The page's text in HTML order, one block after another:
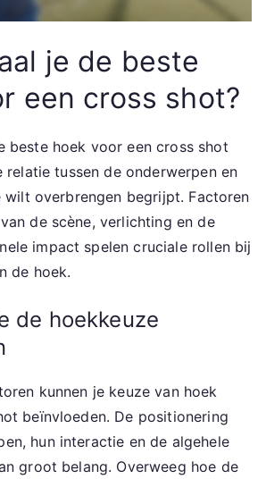
je de beste
een cross shot?
beste hoek voor een cross shot
tussen de onderwerpen en
wilt overbrengen begrijpt. Factoren
de scène, verlichting en de
impact spelen cruciale rollen bij
de hoek.
de hoekkeuze
kunnen je keuze van hoek
beïnvloeden. De positionering
hun interactie en de algehele
groot belang. Overweeg hoe de